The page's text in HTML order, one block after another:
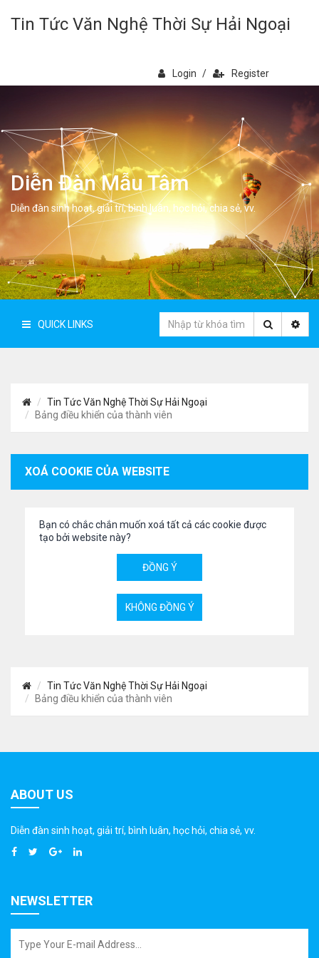
Tin Tức Văn Nghệ Thời Sự Hải Ngoại
Login / Register
Diễn Đàn Mẫu Tâm
Diễn đàn sinh hoạt, giải trí, bình luân, học hỏi, chia sẻ, vv.
QUICK LINKS
Tin Tức Văn Nghệ Thời Sự Hải Ngoại
Bảng điều khiển của thành viên
XOÁ COOKIE CỦA WEBSITE
Bạn có chắc chắn muốn xoá tất cả các cookie được
tạo bởi website này?
Tin Tức Văn Nghệ Thời Sự Hải Ngoại
Bảng điều khiển của thành viên
ABOUT US
Diễn đàn sinh hoạt, giải trí, bình luân, học hỏi, chia sẻ, vv.
NEWSLETTER